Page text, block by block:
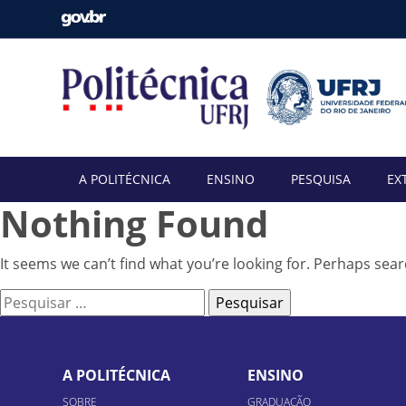
A POLITÉCNICA ENSINO PESQUISA
Nothing Found
It seems we can’t find what you’re looking for. Perhaps
Pesquisar
por:
A POLITÉCNICA
SOBRE
ENSINO
GRADUAÇÃO